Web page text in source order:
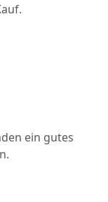
ein gutes